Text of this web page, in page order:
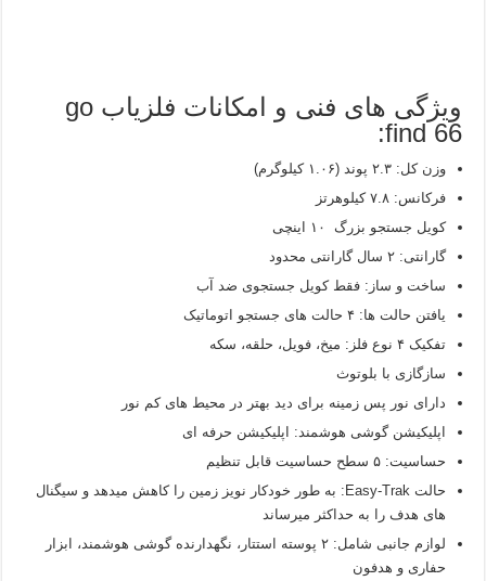
ویژگی های فنی و امکانات فلزیاب go
find 66:
وزن کل: ۲.۳ پوند (۱.۰۶ کیلوگرم)
فرکانس: ۷.۸ کیلوهرتز
کویل جستجو بزرگ ۱۰ اینچی
گارانتی: ۲ سال گارانتی محدود
ساخت و ساز: فقط کویل جستجوی ضد آب
یافتن حالت ها: ۴ حالت های جستجو اتوماتیک
تفکیک ۴ نوع فلز: میخ، فویل، حلقه، سکه
سازگازی با بلوتوث
دارای نور پس زمینه برای دید بهتر در محیط های کم نور
اپلیکیشن گوشی هوشمند: اپلیکیشن حرفه ای
حساسیت: ۵ سطح حساسیت قابل تنظیم
حالت Easy-Trak: به طور خودکار نویز زمین را کاهش میدهد و سیگنال
های هدف را به حداکثر میرساند
لوازم جانبی شامل: ۲ پوسته استتار، نگهدارنده گوشی هوشمند، ابزار
حفاری و هدفون